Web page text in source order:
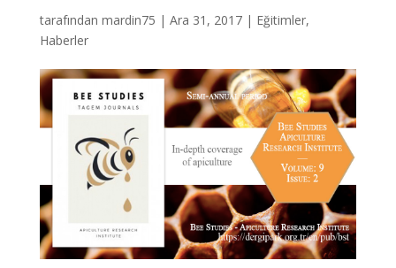
tarafından mardin75 | Ara 31, 2017| Eğitimler,
Haberler